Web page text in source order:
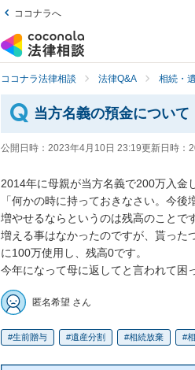
ココナラへ
ココナラ法律相談 法律Q&A 相続・
当方名義の預金について
公開日時： 2023年4月10日 23:19更新日時：
2014年に母親が当方名義で200万入金
「何かの時に持っておきなさい。今
増やせるならというのは残高のことで
増える事はなかったのですが、貰った
に100万使用し、残高0です。
今年になって母に返してと言われて困
匿名希望 さん
生前贈与 遺産分割 相続放棄